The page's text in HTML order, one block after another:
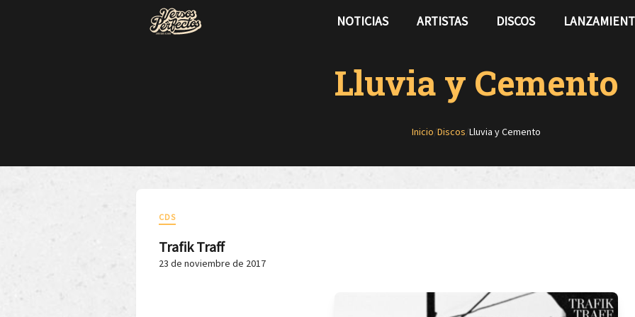
NOTICIAS ARTISTAS DISCOS
Lluvia y Cemento
Inicio/Discos/Lluvia y Cemento
CDS
Trafik Traff
23 de noviembre de 2017